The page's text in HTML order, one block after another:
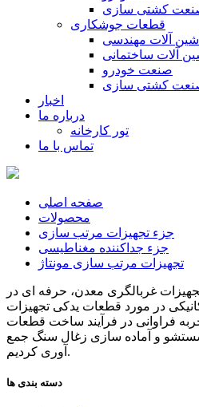
کشتی سازی
قطعات جوشکاری
آلات مهندسی
آلات ساختمانی
صنعت خودرو
کشتی سازی
اخبار
درباره ما
تور کارخانه
تماس با ما
صفحه اصلی
محصولات
جزء تجهیزات مرتب سازی
جزء جداکننده مغناطیسی
تجهیزات مرتب سازی مونتاژ
غربالگری معدن، حرفه ای در
در مورد قطعات یدکی تجهیزات
فراوانی در فرآیند ساخت قطعات
و آماده سازی زغال سنگ جمع
آوری کردیم.
دسته بندی ها